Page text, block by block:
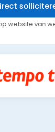
website van